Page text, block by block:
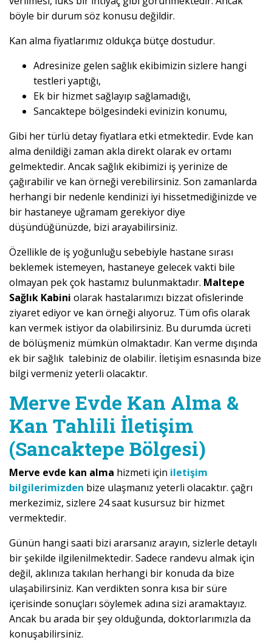
böyle bir durum söz konusu değildir.
Kan alma fiyatlarımız oldukça bütçe dostudur.
Adresinize gelen sağlık ekibimizin sizlere hangi
testleri yaptığı,
Ek bir hizmet sağlayıp sağlamadığı,
Sancaktepe bölgesindeki evinizin konumu,
Gibi her türlü detay fiyatlara etki etmektedir. Evde kan
alma denildiği zaman akla direkt olarak ev ortamı
gelmektedir. Ancak sağlık ekibimizi iş yerinize de
çağırabilir ve kan örneği verebilirsiniz. Son zamanlarda
herhangi bir nedenle kendinizi iyi hissetmediğinizde ve
bir hastaneye uğramam gerekiyor diye
düşündüğünüzde, bizi arayabilirsiniz.
Özellikle de iş yoğunluğu sebebiyle hastane sırası
beklemek istemeyen, hastaneye gelecek vakti bile
olmayan pek çok hastamız bulunmaktadır. Maltepe
Sağlık Kabini olarak hastalarımızı bizzat ofislerinde
ziyaret ediyor ve kan örneği alıyoruz. Tüm ofis olarak
kan vermek istiyor da olabilirsiniz. Bu durumda ücreti
de bölüşmeniz mümkün olmaktadır. Kan verme dışında
ek bir sağlık talebiniz de olabilir. İletişim esnasında bize
bilgi vermeniz yeterli olacaktır.
Merve Evde Kan Alma &
Kan Tahlili İletişim
(Sancaktepe Bölgesi)
Merve evde kan alma hizmeti için iletişim
bilgilerimizden bize ulaşmanız yeterli olacaktır. çağrı
merkezimiz, sizlere 24 saat kusursuz bir hizmet
vermektedir.
Günün hangi saati bizi ararsanız arayın, sizlerle detaylı
bir şekilde ilgilenilmektedir. Sadece randevu almak için
değil, aklınıza takılan herhangi bir konuda da bize
ulaşabilirsiniz. Kan verdikten sonra kısa bir süre
içerisinde sonuçları söylemek adına sizi aramaktayız.
Ancak bu arada bir şey olduğunda, doktorlarımızla da
konuşabilirsiniz.